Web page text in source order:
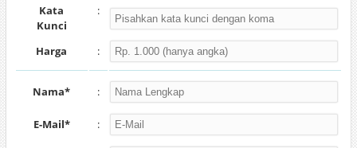
Kata
Kunci
:
Harga :
Nama* :
E-Mail* :